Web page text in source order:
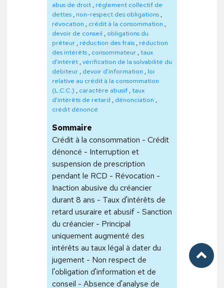
abus de droit , règlement collectif de
dettes , non-respect des obligations ,
révocation , crédit à la consommation ,
devoir de conseil , obligations du
prêteur , réduction des frais , réduction
des intérêts , consommateur ,taux
d'intérêt ,vérification de la solvabilité du
débiteur , devoir d'information , loi
relative au crédit à la consommation
(L.C.C.) , caractère abusif ,taux
d'intérêts de retard , dénonciation ,
crédit dénoncé
Sommaire
Crédit à la consommation - Crédit
dénoncé - Interruption et
suspension de prescription
pendant le RCD - Révocation -
Inaction abusive du créancier
durant 8 ans - Taux d'intérêts de
retard usuraire et abusif - Sanction
du créancier - Principal
uniquement augmenté des
intérêts au taux légal à dater du
jugement - Non respect de
l'obligation d'information et de
conseil - Absence d'analyse de